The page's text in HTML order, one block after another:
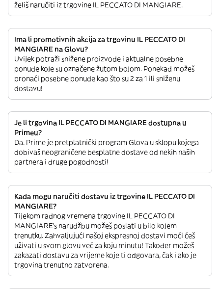
želiš naručiti iz trgovine IL PECCATO DI MANGIARE.
Ima li promotivnih akcija za trgovinu IL PECCATO DI
MANGIARE na Glovu?
Uvijek potraži snižene proizvode i aktualne posebne
ponude koje su označene žutom bojom. Ponekad možeš
pronaći posebne ponude kao što su 2 za 1 ili sniženu
dostavu!
Je li trgovina IL PECCATO DI MANGIARE dostupna u
Primeu?
Da. Prime je pretplatnički program Glova u sklopu kojega
dobivaš neograničene besplatne dostave od nekih naših
partnera i druge pogodnosti!
Kada mogu naručiti dostavu iz trgovine IL PECCATO DI
MANGIARE?
Tijekom radnog vremena trgovine IL PECCATO DI
MANGIARE’s narudžbu možeš poslati u bilo kojem
trenutku. Zahvaljujući našoj ekspresnoj dostavi moći ćeš
uživati u svom glovu već za koju minutu! Također možeš
zakazati dostavu za vrijeme koje ti odgovara, čak i ako je
trgovina trenutno zatvorena.